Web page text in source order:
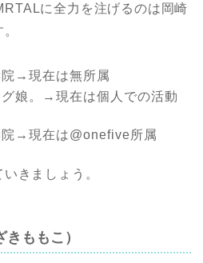
に全力を注げるのは岡崎
→現在は無所属
娘。→現在は個人での活動
→現在は@onefive所属
きましょう。
ももこ）